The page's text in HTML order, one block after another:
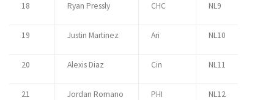
18 Ryan Pressly CHC NL9
19 Justin Martinez Ari NL10
20 Alexis Diaz Cin NL11
21 Jordan Romano PHI NL12